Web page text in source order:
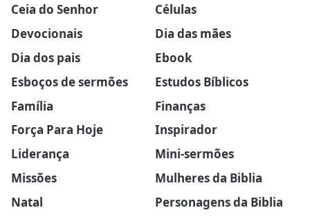
Ceia do Senhor
Células
Devocionais
Dia das mães
Dia dos pais
Ebook
Esboços de sermões
Estudos Bíblicos
Família
Finanças
Força Para Hoje
Inspirador
Liderança
Mini-sermões
Missões
Mulheres da Biblia
Natal
Personagens da Biblia